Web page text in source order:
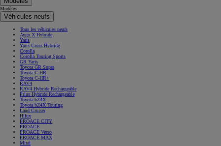
Modèles
Véhicules neufs
Tous les véhicules neufs
Aygo X Hybride
Yaris
Yaris Cross Hybride
Corolla
Corolla Touring Sports
GR Yaris
Toyota GR Supra
Toyota C-HR
Toyota C-HR+
RAV4
RAV4 Hybride Rechargeable
Prius Hybride Rechargeable
Toyota bZ4X
Toyota bZ4X Touring
Land Cruiser
Hilux
PROACE CITY
PROACE
PROACE Verso
PROACE MAX
Mirai